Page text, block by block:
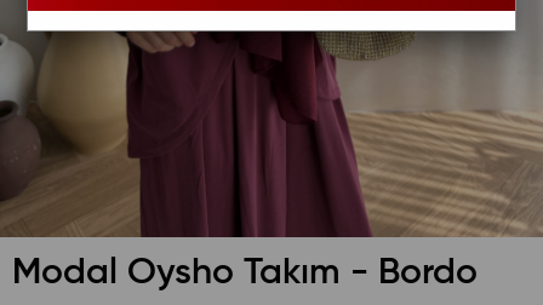
Modal Oysho Takım - Bordo